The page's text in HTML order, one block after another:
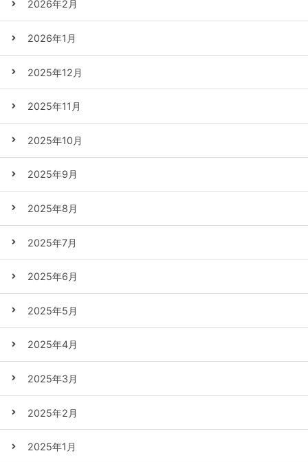
2026年2月
2026年1月
2025年12月
2025年11月
2025年10月
2025年9月
2025年8月
2025年7月
2025年6月
2025年5月
2025年4月
2025年3月
2025年2月
2025年1月